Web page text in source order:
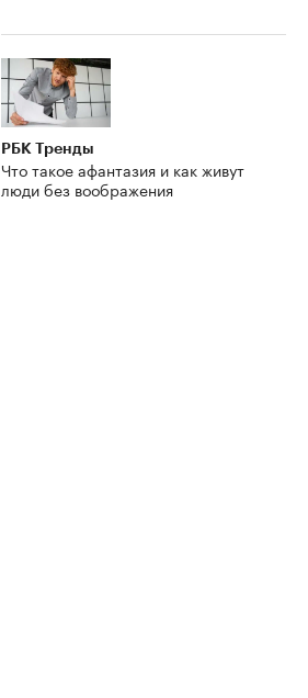
РБК Тренды
Что такое афантазия и как живут
люди без воображения